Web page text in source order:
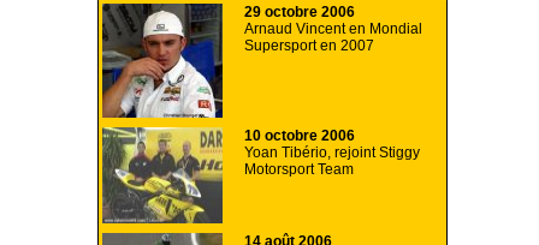
29 octobre 2006
Arnaud Vincent en Mondial
Supersport en 2007
10 octobre 2006
Yoan Tibério, rejoint Stiggy
Motorsport Team
14 août 2006